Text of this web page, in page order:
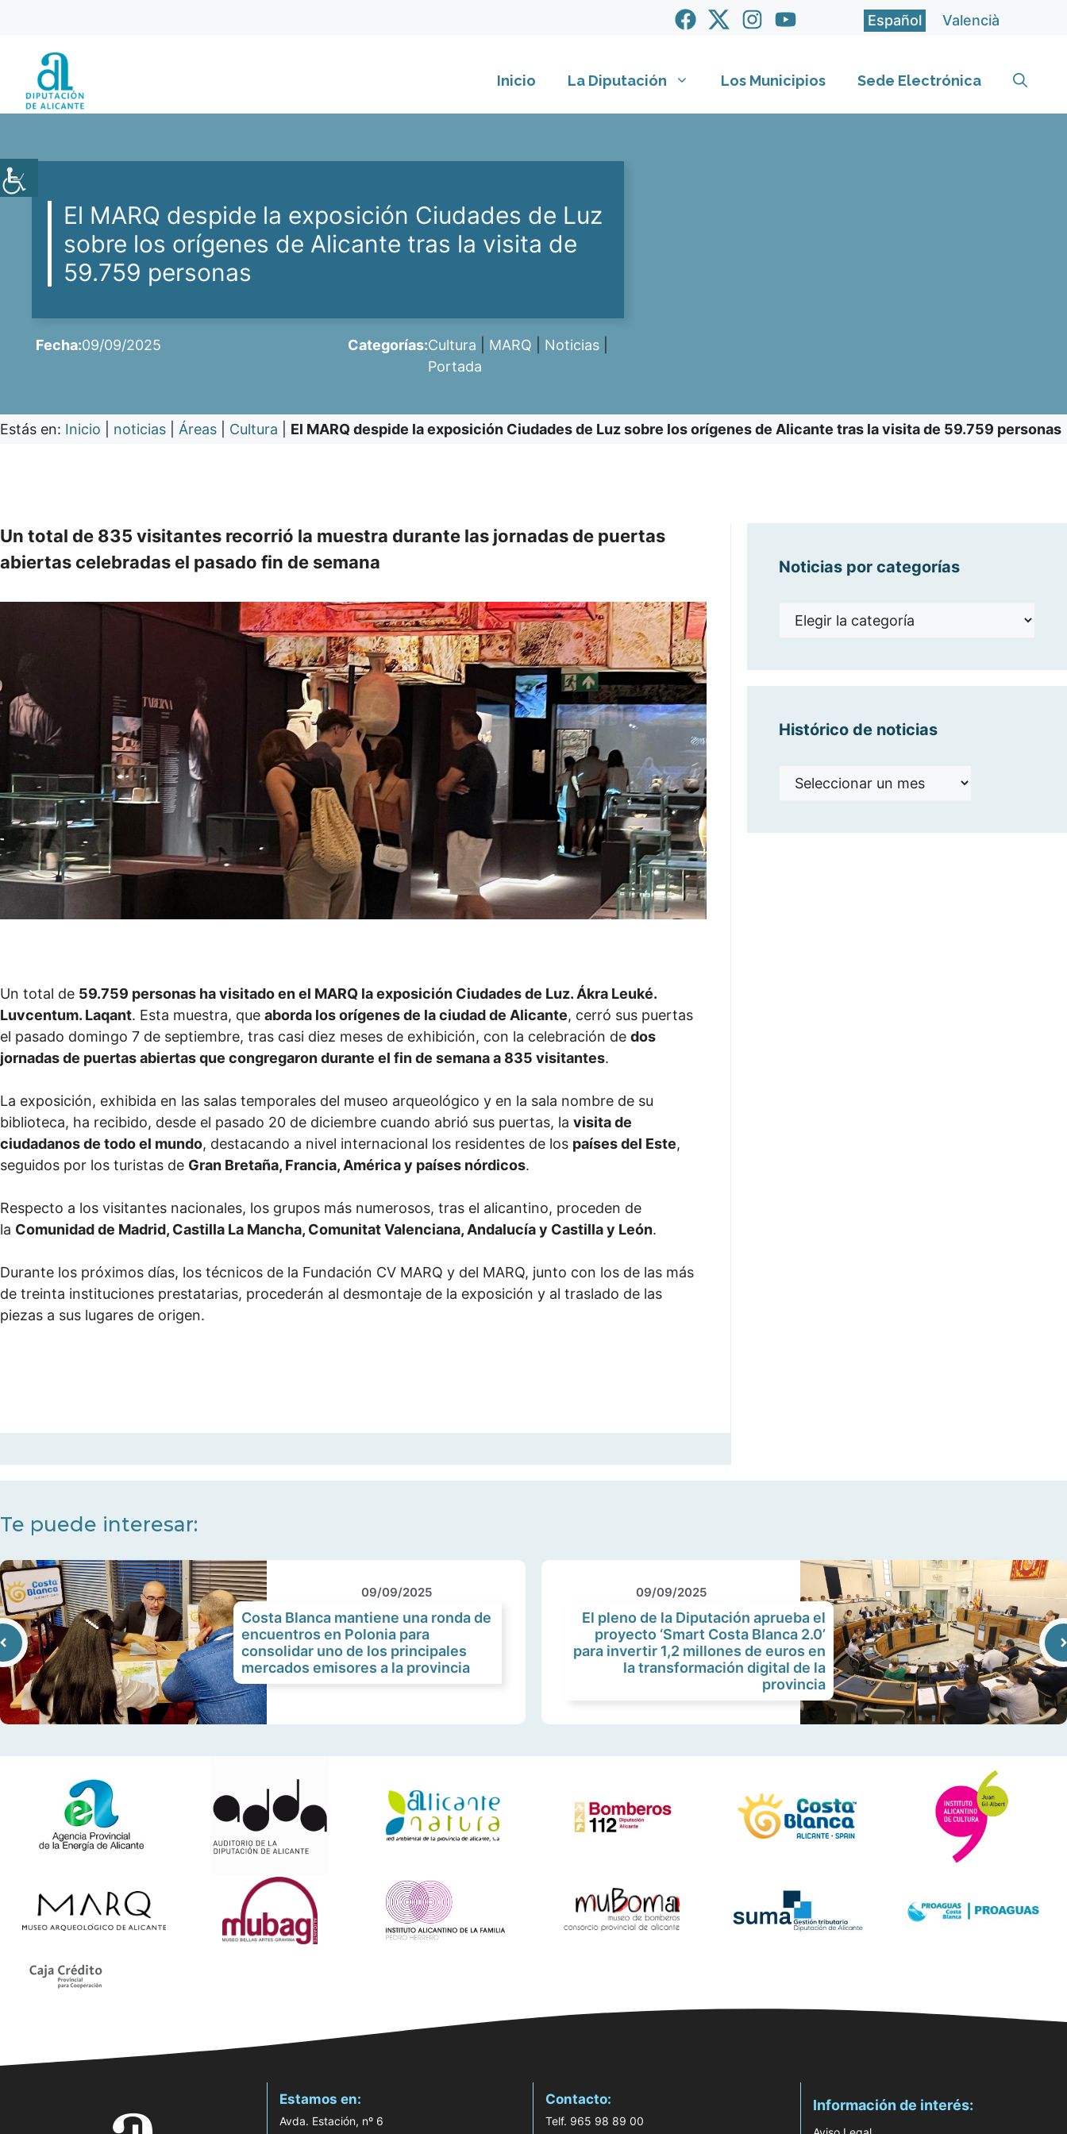
contenido
Español Valencià
Inicio La Diputación Los Municipios Sede Electrónica
El MARQ despide la exposición Ciudades de Luz
sobre los orígenes de Alicante tras la visita de
59.759 personas
Fecha:09/09/2025 Categorías:Cultura MARQ Noticias
Portada
Estás en: Inicio noticias Áreas Cultura El MARQ despide la exposición Ciudades de Luz sobre los orígenes de Alicante tras la visita de 59.759 personas
Un total de 835 visitantes recorrió la muestra durante las jornadas de puertas
abiertas celebradas el pasado fin de semana
Un total de 59.759 personas ha visitado en el MARQ la exposición Ciudades de Luz. Ákra Leuké.
Luvcentum. Laqant. Esta muestra, que aborda los orígenes de la ciudad de Alicante, cerró sus puertas
el pasado domingo 7 de septiembre, tras casi diez meses de exhibición, con la celebración de dos
jornadas de puertas abiertas que congregaron durante el fin de semana a 835 visitantes.
La exposición, exhibida en las salas temporales del museo arqueológico y en la sala nombre de su
biblioteca, ha recibido, desde el pasado 20 de diciembre cuando abrió sus puertas, la visita de
ciudadanos de todo el mundo, destacando a nivel internacional los residentes de los países del Este,
seguidos por los turistas de Gran Bretaña, Francia, América y países nórdicos.
Respecto a los visitantes nacionales, los grupos más numerosos, tras el alicantino, proceden de
la Comunidad de Madrid, Castilla La Mancha, Comunitat Valenciana, Andalucía y Castilla y León.
Durante los próximos días, los técnicos de la Fundación CV MARQ y del MARQ, junto con los de las más
de treinta instituciones prestatarias, procederán al desmontaje de la exposición y al traslado de las
piezas a sus lugares de origen.
Noticias por categorías
Noticias
Histórico de noticias
Histórico
Te puede interesar:
09/09/2025
Costa Blanca mantiene una ronda de
encuentros en Polonia para
consolidar uno de los principales
mercados emisores a la provincia
09/09/2025
El pleno de la Diputación aprueba el
proyecto ‘Smart Costa Blanca 2.0’
para invertir 1,2 millones de euros en
la transformación digital de la
provincia
Estamos en:
Avda. Estación, nº 6
Contacto:
Telf. 965 98 89 00
Información de interés: